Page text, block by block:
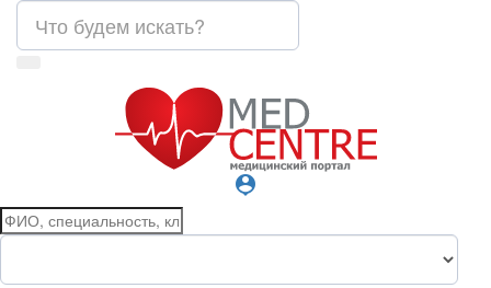
person_pin